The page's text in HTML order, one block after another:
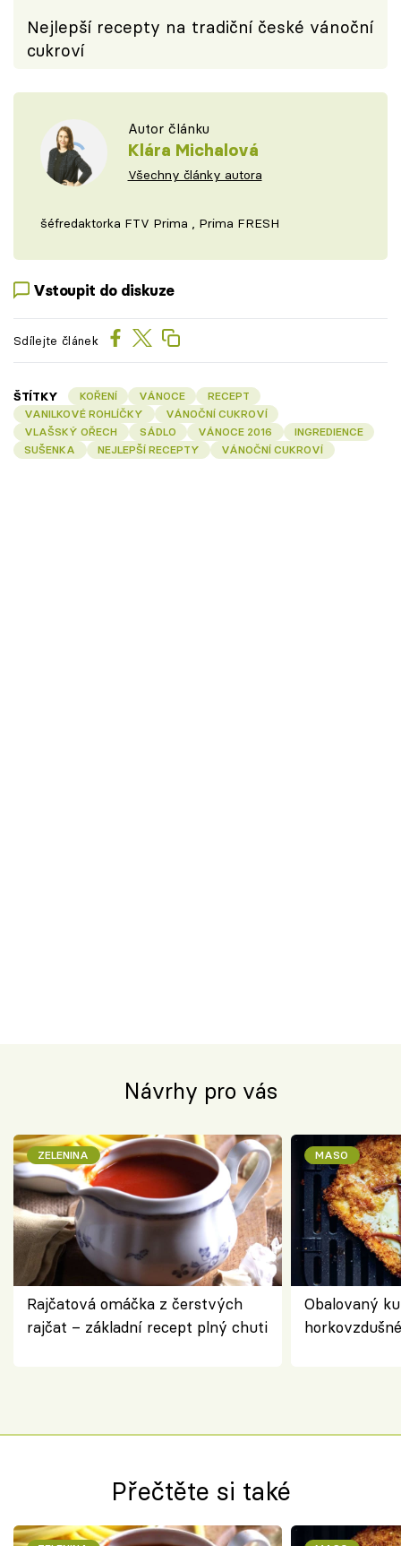
Nejlepší recepty na tradiční české vánoční
cukroví
Autor článku
Klára Michalová
Všechny články autora
šéfredaktorka FTV Prima , Prima FRESH
Vstoupit do diskuze
Sdílejte článek
ŠTÍTKY KOŘENÍ VÁNOCE
RECEPT
VANILKOVÉ ROHLÍČKY
VÁNOČNÍ CUKROVÍ
VLAŠSKÝ OŘECH
SÁDLO VÁNOCE 2016
INGREDIENCE
SUŠENKA
NEJLEPŠÍ RECEPTY VÁNOČNÍ CUKROVÍ
Návrhy pro vás
ZELENINA
Rajčatová omáčka z čerstvých
rajčat – základní recept plný chuti
MASO
Obalovaný
Přečtěte si také